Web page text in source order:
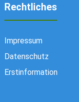
Rechtliches
Impressum
Datenschutz
Erstinformation